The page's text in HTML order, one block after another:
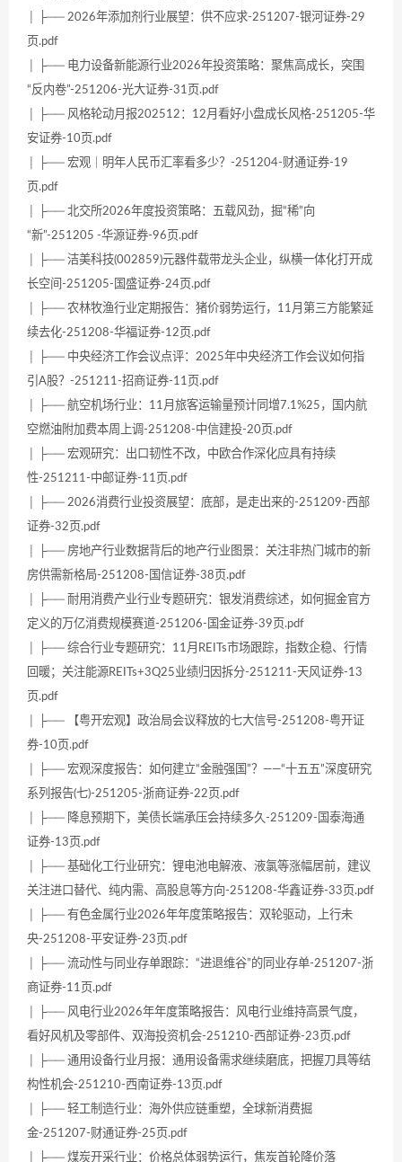
│ ├── 2026年添加剂行业展望：供不应求-251207-银河证券-29
页.pdf
│ ├── 电力设备新能源行业2026年投资策略：聚焦高成长，突围
“反内卷”-251206-光大证券-31页.pdf
│ ├── 风格轮动月报202512：12月看好小盘成长风格-251205-华
安证券-10页.pdf
│ ├── 宏观｜明年人民币汇率看多少？-251204-财通证券-19
页.pdf
│ ├── 北交所2026年度投资策略：五载风劲，掘“稀”向
“新”-251205 -华源证券-96页.pdf
│ ├── 洁美科技(002859)元器件载带龙头企业，纵横一体化打开成
长空间-251205-国盛证券-24页.pdf
│ ├── 农林牧渔行业定期报告：猪价弱势运行，11月第三方能繁延
续去化-251208-华福证券-12页.pdf
│ ├── 中央经济工作会议点评：2025年中央经济工作会议如何指
引A股？-251211-招商证券-11页.pdf
│ ├── 航空机场行业：11月旅客运输量预计同增7.1%25，国内航
空燃油附加费本周上调-251208-中信建投-20页.pdf
│ ├── 宏观研究：出口韧性不改，中欧合作深化应具有持续
性-251211-中邮证券-11页.pdf
│ ├── 2026消费行业投资展望：底部，是走出来的-251209-西部
证券-32页.pdf
│ ├── 房地产行业数据背后的地产行业图景：关注非热门城市的新
房供需新格局-251208-国信证券-38页.pdf
│ ├── 耐用消费产业行业专题研究：银发消费综述，如何掘金官方
定义的万亿消费规模赛道-251206-国金证券-39页.pdf
│ ├── 综合行业专题研究：11月REITs市场跟踪，指数企稳、行情
回暖；关注能源REITs+3Q25业绩归因拆分-251211-天风证券-13
页.pdf
│ ├── 【粤开宏观】政治局会议释放的七大信号-251208-粤开证
券-10页.pdf
│ ├── 宏观深度报告：如何建立“金融强国”？——“十五五”深度研究
系列报告(七)-251205-浙商证券-22页.pdf
│ ├── 降息预期下，美债长端承压会持续多久-251209-国泰海通
证券-13页.pdf
│ ├── 基础化工行业研究：锂电池电解液、液氯等涨幅居前，建议
关注进口替代、纯内需、高股息等方向-251208-华鑫证券-33页.pdf
│ ├── 有色金属行业2026年年度策略报告：双轮驱动，上行未
央-251208-平安证券-23页.pdf
│ ├── 流动性与同业存单跟踪：“进退维谷”的同业存单-251207-浙
商证券-11页.pdf
│ ├── 风电行业2026年年度策略报告：风电行业维持高景气度，
看好风机及零部件、双海投资机会-251210-西部证券-23页.pdf
│ ├── 通用设备行业月报：通用设备需求继续磨底，把握刀具等结
构性机会-251210-西南证券-13页.pdf
│ ├── 轻工制造行业：海外供应链重塑，全球新消费掘
金-251207-财通证券-25页.pdf
│ ├── 煤炭开采行业：价格总体弱势运行，焦炭首轮降价落